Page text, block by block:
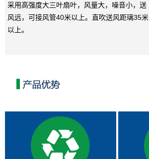
采用高强度大三叶扇叶，风量大，噪音小，送
风远，可接风管40米以上。直吹送风距璃35米
以上。